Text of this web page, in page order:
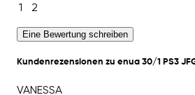
1 2
Eine Bewertung schreiben
Kundenrezensionen zu enua 30/1 PS3
VANESSA